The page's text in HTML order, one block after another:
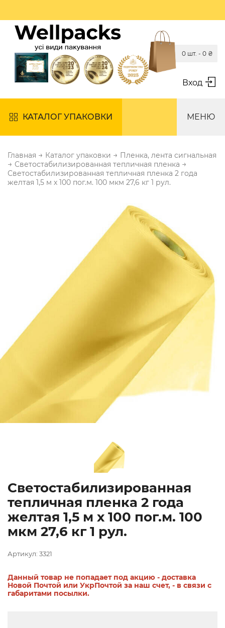
Вход
0 шт. - 0 ₴
КАТАЛОГ УПАКОВКИ МЕНЮ
Главная → Каталог упаковки → Пленка, лента сигнальная
→ Светостабилизированная тепличная пленка →
Светостабилизированная тепличная пленка 2 года
желтая 1,5 м х 100 пог.м. 100 мкм 27,6 кг 1 рул.
Светостабилизированная
тепличная пленка 2 года
желтая 1,5 м х 100 пог.м. 100
мкм 27,6 кг 1 рул.
Артикул: 3321
Данный товар не попадает под акцию - доставка
Новой Почтой или УкрПочтой за наш счет, - в связи с
габаритами посылки.